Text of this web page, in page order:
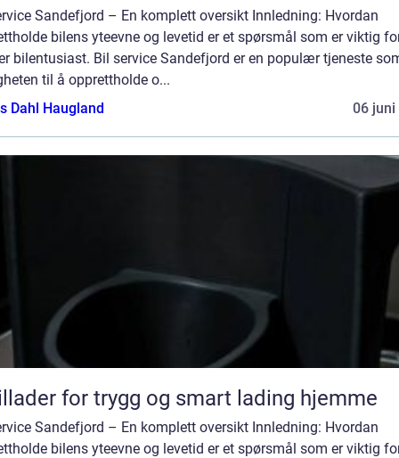
Sandefjord – En komplett oversikt Innledning: Hvordan
bilens yteevne og levetid er et spørsmål som er viktig
bilentusiast. Bil service Sandefjord er en populær tjeneste
til å opprettholde o...
Dahl Haugland
06 juni
for trygg og smart lading hjemme
Sandefjord – En komplett oversikt Innledning: Hvordan
bilens yteevne og levetid er et spørsmål som er viktig